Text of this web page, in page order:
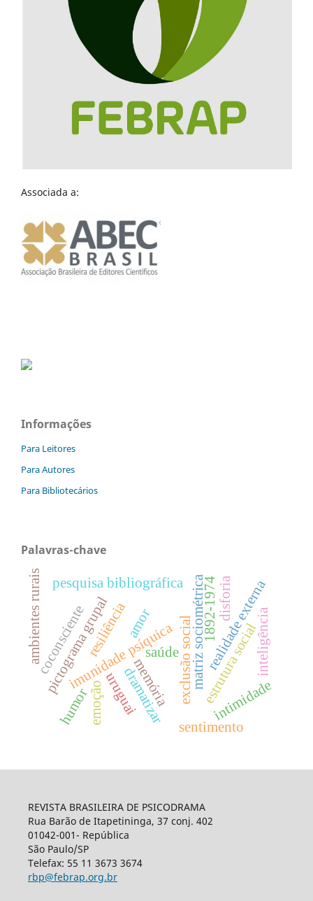
Associada a:
Informações
Para Leitores
Para Autores
Para Bibliotecários
Palavras-chave
exclusão social
imunidade psíquica
pictograma grupaldramatizar
matriz sociométricarealidade externa
estrutura social
pesquisa bibliográfica
amor
intimidade
resiliência saúde
coconsciente
ambientes rurais
uruguaimemória
emoção
1892-1974 inteligência
disforia
sentimento
humor
REVISTA BRASILEIRA DE PSICODRAMA
Rua Barão de Itapetininga, 37 conj. 402
01042-001- República
São Paulo/SP
Telefax: 55 11 3673 3674
rbp@febrap.org.br